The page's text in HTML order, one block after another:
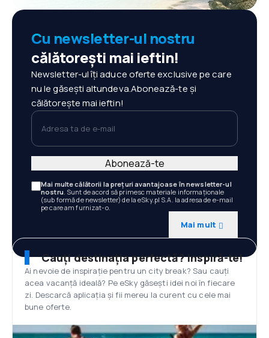
Cu newsletter-ul nostru
călătorești mai ieftin!
Newsletter-ul îți aduce oferte exclusive pe care
nu le găsești altundeva.Abonează-te și
călătorește mai ieftin!
Adresa ta de e-mail
Mai multe călătorii la prețuri avantajoase în newsletter-ul
nostru. Sunt de acord să primesc materiale informaționale
(sub formă de newsletter) de la eSky.pl S.A. la adresa de e-mail
pe care am furnizat-o.
Mai mult
Abonează-te
Cauți destinația perfectă? Inspiră-te!
Ai nevoie de inspirație pentru un city break? Sau cauți
acea vacanță ideală? Pe eSky găsești idei noi în fiecare
zi. Descarcă aplicația și fii mereu la curent cu cele mai
bune oferte.